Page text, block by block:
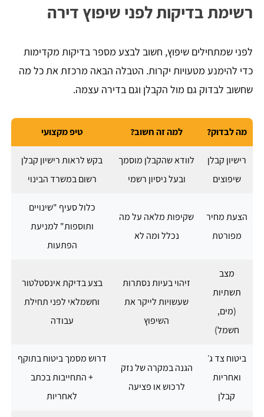
רשימת בדיקות לפני שיפוץ דירה
לפני שמתחילים שיפוץ, חשוב לבצע מספר בדיקות מקדימות
כדי להימנע מטעויות יקרות. הטבלה הבאה מרכזת את כל מה
שחשוב לבדוק גם מול הקבלן וגם בדירה עצמה.
מה לבדוק? למה זה חשוב? טיפ מקצועי
רישיון קבלן
שיפוצים
לוודא שהקבלן מוסמך
ובעל ניסיון רשמי
בקש לראות רישיון קבלן
רשום במשרד הבינוי
הצעת מחיר
מפורטת
שקיפות מלאה על מה
נכלל ומה לא
כלול סעיף "שינויים
ותוספות" למניעת
הפתעות
מצב
תשתיות
(מים,
חשמל)
זיהוי בעיות נסתרות
שעשויות לייקר את
השיפוץ
בצע בדיקת אינסטלטור
וחשמלאי לפני תחילת
עבודה
ביטוח צד ג׳
ואחריות
קבלן
הגנה במקרה של נזק
לרכוש או פציעה
דרוש מסמך ביטוח בתוקף
+ התחייבות בכתב
לאחריות